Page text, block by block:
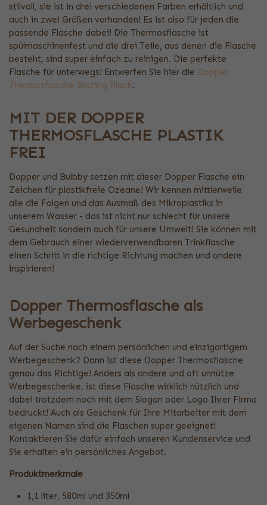
stilvoll, sie ist in drei verschiedenen Farben erhältlich und
auch in zwei Größen vorhanden! Es ist also für jeden die
passende Flasche dabei! Die Thermosflasche ist
spülmaschinenfest und die drei Teile, aus denen die Flasche
besteht, sind super einfach zu reinigen. Die perfekte
Flasche für unterwegs! Entwerfen Sie hier die Dopper
Thermosflasche Blazing Black.
MIT DER DOPPER
THERMOSFLASCHE PLASTIK
FREI
Dopper und Bulbby setzen mit dieser Dopper Flasche ein
Zeichen für plastikfreie Ozeane! Wir kennen mittlerweile
alle die Folgen und das Ausmaß des Mikroplastiks in
unserem Wasser - das ist nicht nur schlecht für unsere
Gesundheit sondern auch für unsere Umwelt! Sie können mit
dem Gebrauch einer wiederverwendbaren Trinkflasche
einen Schritt in die richtige Richtung machen und andere
inspirieren!
Dopper Thermosflasche als
Werbegeschenk
Auf der Suche nach einem persönlichen und einzigartigem
Werbegeschenk? Dann ist diese Dopper Thermosflasche
genau das Richtige! Anders als andere und oft unnütze
Werbegeschenke, ist diese Flasche wirklich nützlich und
dabei trotzdem noch mit dem Slogan oder Logo Ihrer Firma
bedruckt! Auch als Geschenk für Ihre Mitarbeiter mit dem
eigenen Namen sind die Flaschen super geeignet!
Kontaktieren Sie dafür einfach unseren Kundenservice und
Sie erhalten ein persönliches Angebot.
Produktmerkmale
1,1 liter, 580ml und 350ml